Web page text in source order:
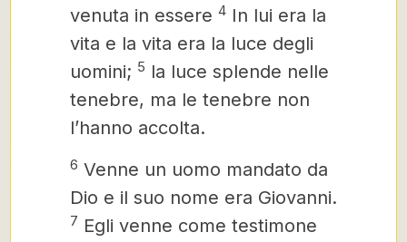
venuta in essere 4 In lui era la
vita e la vita era la luce degli
uomini; 5 la luce splende nelle
tenebre, ma le tenebre non
l’hanno accolta.
6 Venne un uomo mandato da
Dio e il suo nome era Giovanni.
7 Egli venne come testimone